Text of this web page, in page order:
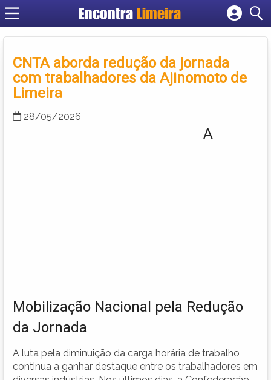
Encontra Limeira
Cadastrar empresa
Criar conta
CNTA aborda redução da jornada
com trabalhadores da Ajinomoto de
Limeira
28/05/2026
A
Mobilização Nacional pela Redução
da Jornada
A luta pela diminuição da carga horária de trabalho
continua a ganhar destaque entre os trabalhadores em